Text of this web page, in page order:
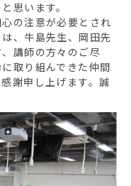
思います。
の注意が必要とされ
、牛島先生、岡田先
講師の方々のご尽
取り組んできた仲間
謝申し上げます。誠